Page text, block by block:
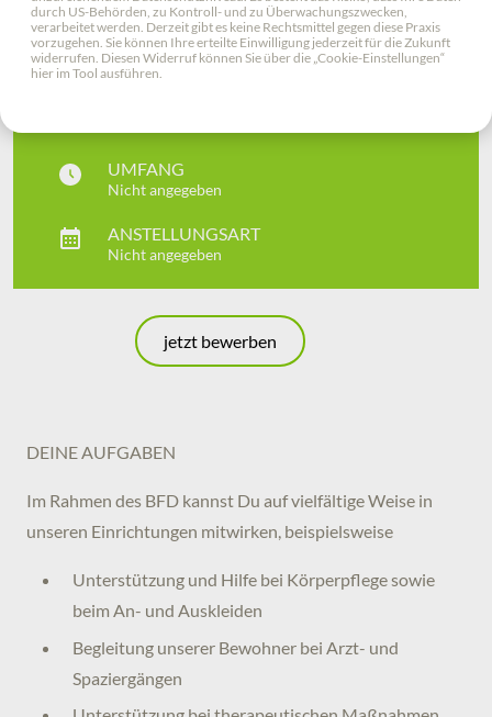
STELLENBEZEICHNUNG
Bundesfreiwilligendienst
UMFANG
Nicht angegeben
ANSTELLUNGSART
Nicht angegeben
jetzt bewerben
DEINE AUFGABEN
Im Rahmen des BFD kannst Du auf vielfältige Weise in
unseren Einrichtungen mitwirken, beispielsweise
Unterstützung und Hilfe bei Körperpflege sowie
beim An- und Auskleiden
Begleitung unserer Bewohner bei Arzt- und
Spaziergängen
durch US-Behörden, zu Kontroll- und zu Überwachungszwecken,
verarbeitet werden. Derzeit gibt es keine Rechtsmittel gegen diese Praxis
vorzugehen. Sie können Ihre erteilte Einwilligung jederzeit für die Zukunft
widerrufen. Diesen Widerruf können Sie über die „Cookie-Einstellungen“
hier im Tool ausführen.